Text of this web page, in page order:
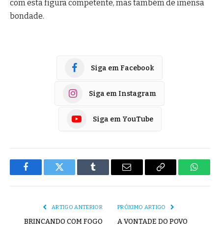
com esta figura competente, mas também de imensa
bondade.
Siga em Facebook
Siga em Instagram
Siga em YouTube
FacebookTwitter Tumblr
E-
Copiar
ARTIGO ANTERIOR
BRINCANDO COM FOGO
PRÓXIMO ARTIGO
A VONTADE DO POVO